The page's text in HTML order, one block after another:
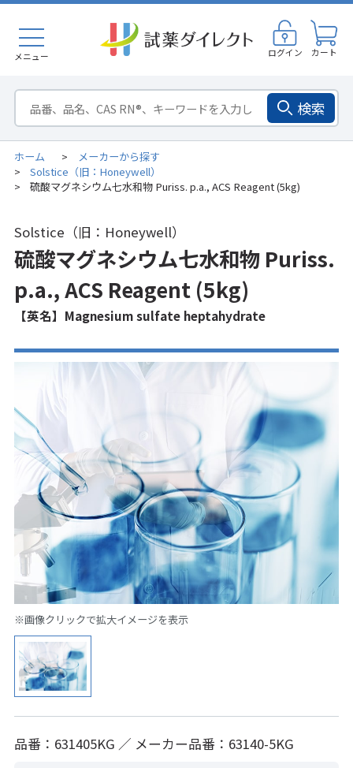
メニュー ログイン カート
検索
ホーム > メーカーから探す
> Solstice（旧：Honeywell）
> 硫酸マグネシウム七水和物 Puriss. p.a., ACS Reagent (5kg)
Solstice（旧：Honeywell）
硫酸マグネシウム七水和物 Puriss.
p.a., ACS Reagent (5kg)
【英名】Magnesium sulfate heptahydrate
※画像クリックで拡大イメージを表示
品番：631405KG ／ メーカー品番：63140-5KG